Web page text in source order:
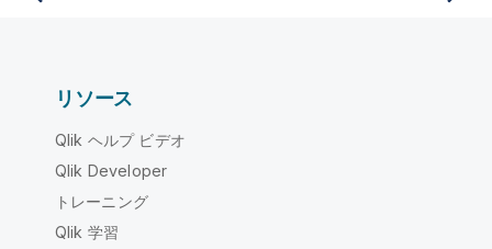
リソース
Qlik ヘルプ ビデオ
Qlik Developer
トレーニング
Qlik 学習